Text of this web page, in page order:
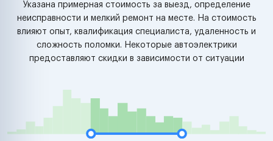
Указана примерная стоимость за выезд, определение
неисправности и мелкий ремонт на месте. На стоимость
влияют опыт, квалификация специалиста, удаленность и
сложность поломки. Некоторые автоэлектрики
предоставляют скидки в зависимости от ситуации